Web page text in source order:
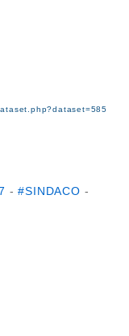
-#SINDACO -